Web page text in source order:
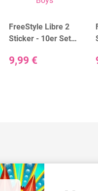
FreeStyle Libre 2
Sticker - 10er Set
9,99 €